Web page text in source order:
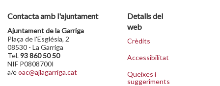
Contacta amb l'ajuntament
Ajuntament de la Garriga
Plaça de l'Església, 2
08530 - La Garriga
Tel.93 860 50 50
NIF P0808700I
a/eoac@ajlagarriga.cat
Detalls del
web
Crèdits
Accessibilitat
Queixes i
suggeriments